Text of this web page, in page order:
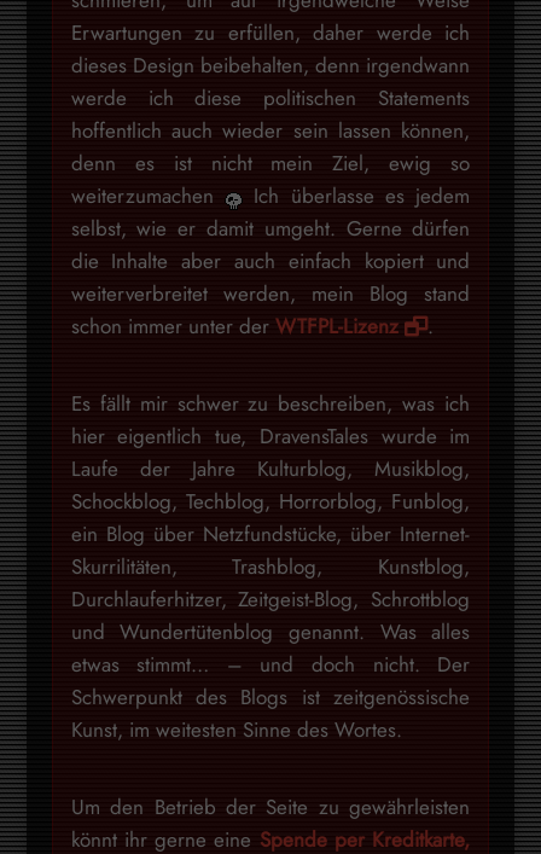
Erwartungen zu erfüllen, daher werde ich
dieses Design beibehalten, denn irgendwann
werde ich diese politischen Statements
hoffentlich auch wieder sein lassen können,
denn es ist nicht mein Ziel, ewig so
weiterzumachen
Ich überlasse es jedem
selbst, wie er damit umgeht. Gerne dürfen
die Inhalte aber auch einfach kopiert und
weiterverbreitet werden, mein Blog stand
schon immer unter der WTFPL-Lizenz .
Es fällt mir schwer zu beschreiben, was ich
hier eigentlich tue, DravensTales wurde im
Laufe der Jahre Kulturblog, Musikblog,
Schockblog, Techblog, Horrorblog, Funblog,
ein Blog über Netzfundstücke, über Internet-
Skurrilitäten, Trashblog, Kunstblog,
Durchlauferhitzer, Zeitgeist-Blog, Schrottblog
und Wundertütenblog genannt. Was alles
etwas stimmt… – und doch nicht. Der
Schwerpunkt des Blogs ist zeitgenössische
Kunst, im weitesten Sinne des Wortes.
Um den Betrieb der Seite zu gewährleisten
könnt ihr gerne eine Spende per Kreditkarte,